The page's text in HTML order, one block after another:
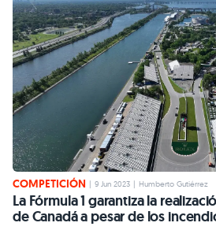
COMPETICIÓN | 9 Jun 2023 | Humberto Gutiérrez
La Fórmula 1 garantiza la
de Canadá a pesar de los